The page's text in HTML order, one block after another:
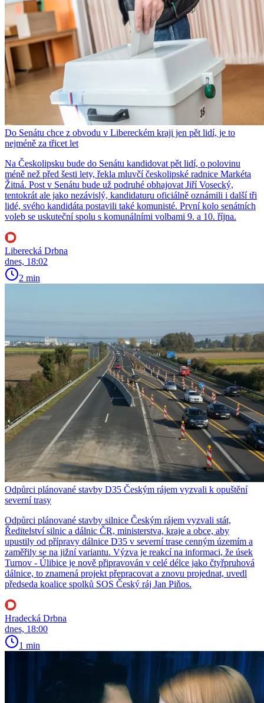
Do Senátu chce z obvodu v Libereckém kraji jen pět lidí, je to
nejméně za třicet let
Na Českolipsku bude do Senátu kandidovat pět lidí, o polovinu
méně než před šesti lety, řekla mluvčí českolipské radnice Markéta
Žitná. Post v Senátu bude už podruhé obhajovat Jiří Vosecký,
tentokrát ale jako nezávislý, kandidaturu oficiálně oznámili i další tři
lidé, svého kandidáta postavili také komunisté. První kolo senátních
voleb se uskuteční spolu s komunálními volbami 9. a 10. října.
Liberecká Drbna
dnes, 18:02
2 min
Odpůrci plánované stavby D35 Českým rájem vyzvali k opuštění
severní trasy
Odpůrci plánované stavby silnice Českým rájem vyzvali stát,
Ředitelství silnic a dálnic ČR, ministerstva, kraje a obce, aby
upustily od přípravy dálnice D35 v severní trase cenným územím a
zaměřily se na jižní variantu. Výzva je reakcí na informaci, že úsek
Turnov - Úlibice je nově připravován v celé délce jako čtyřpruhová
dálnice, to znamená projekt přepracovat a znovu projednat, uvedl
předseda koalice spolků SOS Český ráj Jan Piňos.
Hradecká Drbna
dnes, 18:00
1 min